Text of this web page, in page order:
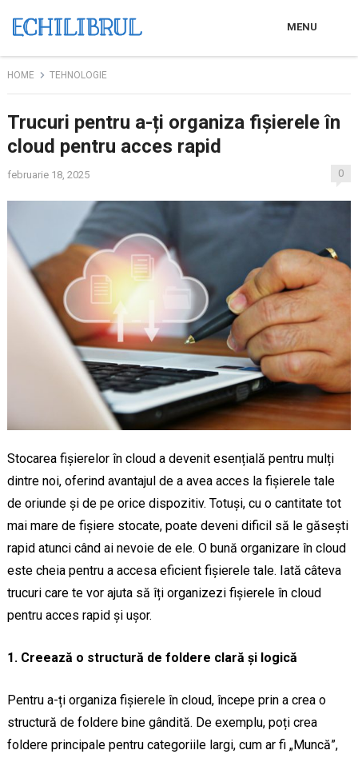
MENU
HOME TEHNOLOGIE
Trucuri pentru a-ți organiza fișierele în
cloud pentru acces rapid
februarie 18, 2025 0
Stocarea fișierelor în cloud a devenit esențială pentru mulți
dintre noi, oferind avantajul de a avea acces la fișierele tale
de oriunde și de pe orice dispozitiv. Totuși, cu o cantitate tot
mai mare de fișiere stocate, poate deveni dificil să le găsești
rapid atunci când ai nevoie de ele. O bună organizare în cloud
este cheia pentru a accesa eficient fișierele tale. Iată câteva
trucuri care te vor ajuta să îți organizezi fișierele în cloud
pentru acces rapid și ușor.
1. Creează o structură de foldere clară și logică
Pentru a-ți organiza fișierele în cloud, începe prin a crea o
structură de foldere bine gândită. De exemplu, poți crea
foldere principale pentru categoriile largi, cum ar fi „Muncă”,